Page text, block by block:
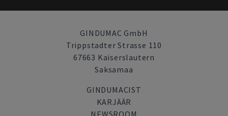
GINDUMAC GmbH
Trippstadter Strasse 110
67663 Kaiserslautern
Saksamaa
GINDUMACIST
KARJÄÄR
NEWSROOM